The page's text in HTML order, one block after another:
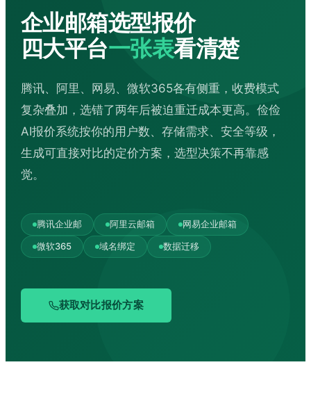
企业邮箱选型报价
四大平台一张表看清楚
腾讯、阿里、网易、微软365各有侧重，收费模式
复杂叠加，选错了两年后被迫重迁成本更高。俭俭
AI报价系统按你的用户数、存储需求、安全等级，
生成可直接对比的定价方案，选型决策不再靠感
觉。
腾讯企业邮 阿里云邮箱
网易企业邮箱
微软365
域名绑定 数据迁移
获取对比报价方案